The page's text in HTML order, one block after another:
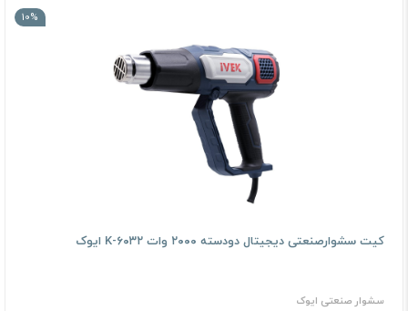
10%
کیت سشوار‌صنعتی دیجیتال دودسته ۲۰۰۰ وات K-۶۰۳۲ ایوک
سشوار صنعتی ایوک